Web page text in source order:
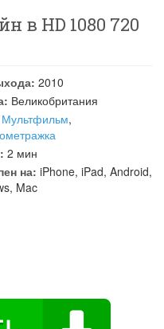
в HD 1080 720
2010
Великобритания
Мультфильм,
2 мин
на: iPhone, iPad, Android,
Mac